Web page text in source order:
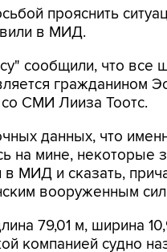
прояснить
в МИД.
сообщили, что все
гражданином
СМИ Лииза Тоотс.
данных, что
на мине,
МИД и сказать,
вооруженным
79,01 м, ширина
компанией судно